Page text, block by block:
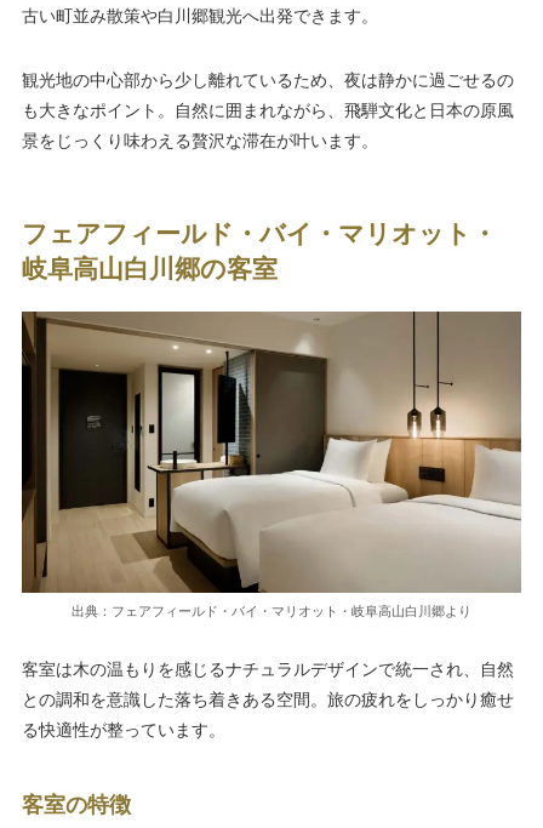
古い町並み散策や白川郷観光へ出発できます。
観光地の中心部から少し離れているため、夜は静かに過ごせるの
も大きなポイント。自然に囲まれながら、飛騨文化と日本の原風
景をじっくり味わえる贅沢な滞在が叶います。
フェアフィールド・バイ・マリオット・
岐阜高山白川郷の客室
出典：フェアフィールド・バイ・マリオット・岐阜高山白川郷より
客室は木の温もりを感じるナチュラルデザインで統一され、自然
との調和を意識した落ち着きある空間。旅の疲れをしっかり癒せ
る快適性が整っています。
客室の特徴